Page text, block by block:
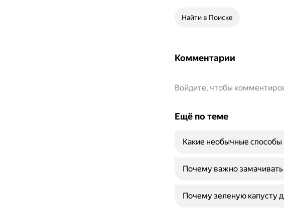
Найти в Поиске
Комментарии
Войдите, чтобы
Ещё по теме
Какие необычные
Почему важно
Почему зеленую капусту